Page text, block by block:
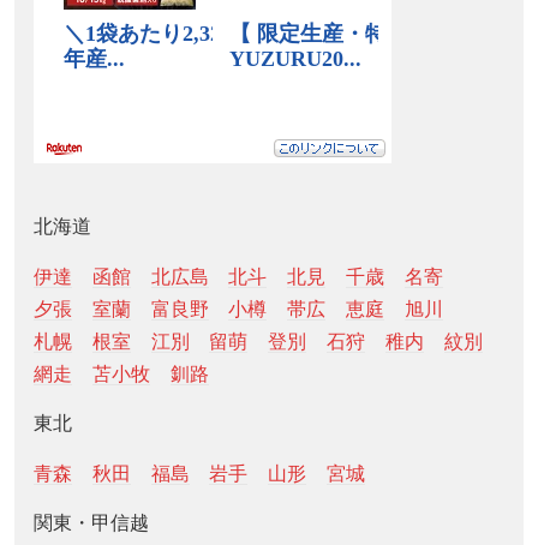
北海道
伊達 函館 北広島 北斗 北見 千歳
名寄
夕張
室蘭 富良野 小樽 帯広 恵庭
旭川
札幌
根室 江別 留萌 登別 石狩 稚内
紋別
網走
苫小牧 釧路
東北
青森 秋田 福島 岩手 山形 宮城
関東・甲信越